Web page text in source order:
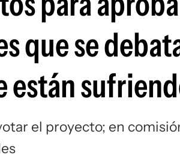
que se
están
el proyecto; en